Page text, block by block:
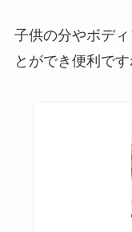
子供の分やボデ
とができ便利です